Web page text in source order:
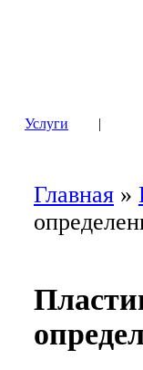
Услуги |
Главная »